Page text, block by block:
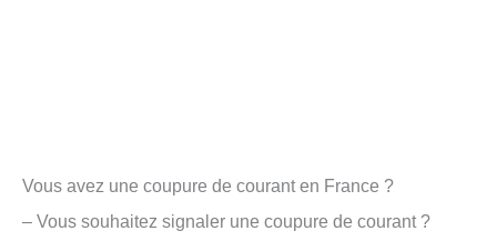
Vous avez une coupure de courant en France ?
– Vous souhaitez signaler une coupure de courant ?